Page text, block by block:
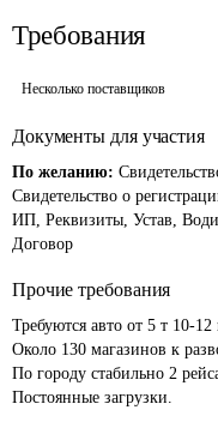
Требования
Несколько поставщиков
Документы для участия
По желанию:
Свидетельство о
ИП, Реквизиты, Устав,
Договор
Прочие требования
Требуются авто от 5 т 10-
Около 130 магазинов к
По городу стабильно 2
Постоянные загрузки.